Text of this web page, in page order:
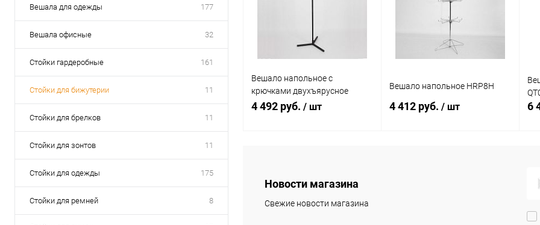
Вешала для одежды 177
Вешала офисные 32
Стойки гардеробные 161
Стойки для бижутерии 11
Стойки для брелков 11
Стойки для зонтов 11
Стойки для одежды 175
Стойки для ремней 8
Вешало напольное с
крючками двухъярусное
СТ-142-2-Л(черн)
4 492 руб. / шт
Купить в 1
клик
Сравнение
Вешало напольное HRP8H
4 412 руб. / шт 6
Новости магазина
Свежие новости магазина